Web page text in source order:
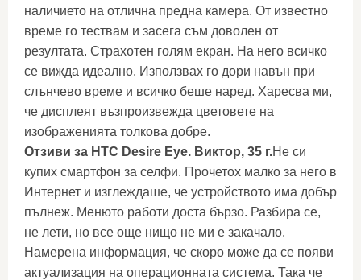
наличието на отлична предна камера. От известно
време го тествам и засега съм доволен от
резултата. Страхотен голям екран. На него всичко
се вижда идеално. Използвах го дори навън при
слънчево време и всичко беше наред. Харесва ми,
че дисплеят възпроизвежда цветовете на
изображенията толкова добре.
Отзиви за HTC Desire Eye. Виктор, 35 г.Не си
купих смартфон за селфи. Прочетох малко за него в
Интернет и изглеждаше, че устройството има добър
пълнеж. Менюто работи доста бързо. Разбира се,
не лети, но все още нищо не ми е закачало.
Намерена информация, че скоро може да се появи
актуализация на операционната система. Така че